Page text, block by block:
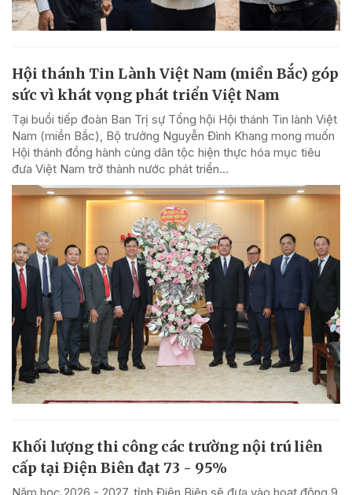
Hội thánh Tin Lành Việt Nam (miền Bắc) góp
sức vì khát vọng phát triển Việt Nam
Tại buổi tiếp đoàn Ban Trị sự Tổng hội Hội thánh Tin lành Việt
Nam (miền Bắc), Bộ trưởng Nguyễn Đình Khang mong muốn
Hội thánh đồng hành cùng dân tộc hiện thực hóa mục tiêu
đưa Việt Nam trở thành nước phát triển...
Khối lượng thi công các trường nội trú liên
cấp tại Điện Biên đạt 73 - 95%